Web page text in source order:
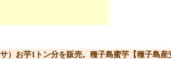
）お芋1トン分を販売。種子島蜜芋【種子島産